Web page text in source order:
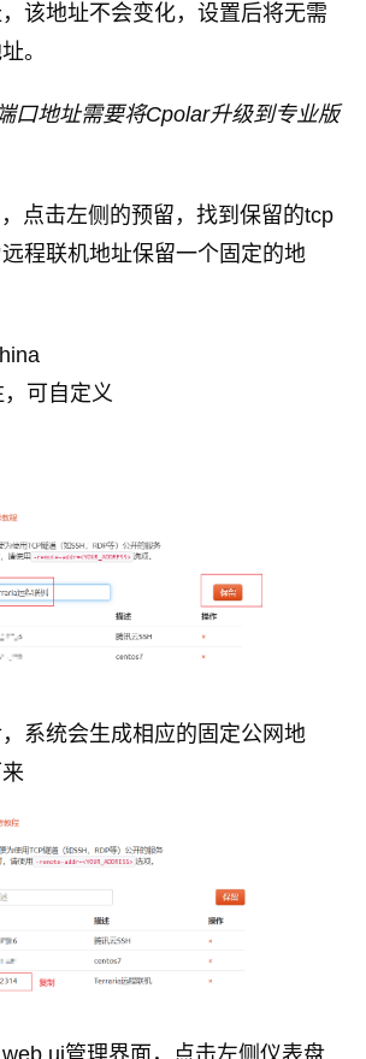
该地址不会变化，设置后将无需
。
口地址需要将Cpolar升级到专业版
，点击左侧的预留，找到保留的tcp
程联机地址保留一个固定的地
可自定义
系统会生成相应的固定公网地